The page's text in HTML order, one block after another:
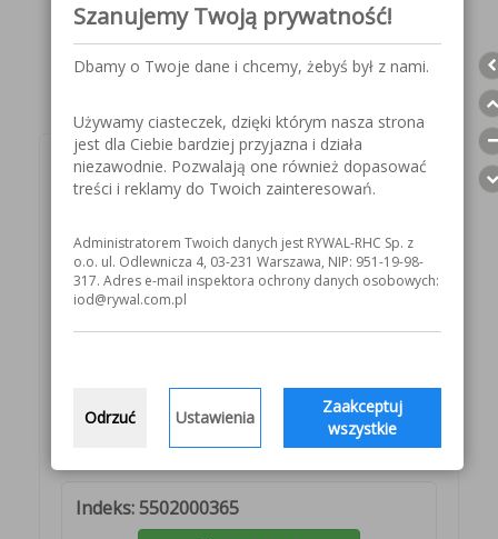
Karta katalogowa - MB EVO PRO
Wybierz teraz swój
Indeks: 5502000363
Indeks: 5502000364
Indeks: 5502000365
Szanujemy Twoją prywatność!
Dbamy o Twoje dane i chcemy, żebyś był z nami.
Używamy ciasteczek, dzięki którym nasza strona
jest dla Ciebie bardziej przyjazna i działa
niezawodnie. Pozwalają one również dopasować
treści i reklamy do Twoich zainteresowań.
Administratorem Twoich danych jest RYWAL-RHC Sp. z
o.o. ul. Odlewnicza 4, 03-231 Warszawa, NIP: 951-19-98-
317. Adres e-mail inspektora ochrony danych osobowych:
iod@rywal.com.pl
Odrzuć Ustawienia
Zaakceptuj
wszystkie